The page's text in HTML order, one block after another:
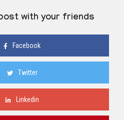
with your friends
Facebook
Twitter
Linkedin